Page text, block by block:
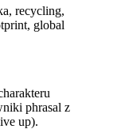
recycling,
global
phrasal z
up).